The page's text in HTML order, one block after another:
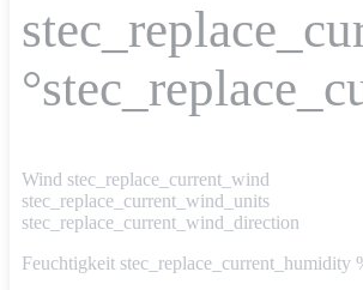
Wind stec_replace_current_wind
stec_replace_current_wind_units
stec_replace_current_wind_direction
Feuchtigkeit stec_replace_current_humidity